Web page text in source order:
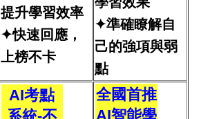
提升學習效率
✦快速回應，
上榜不卡
✦準確瞭解自
己的強項與弱
點
AI考點
全國首推
AI智能學